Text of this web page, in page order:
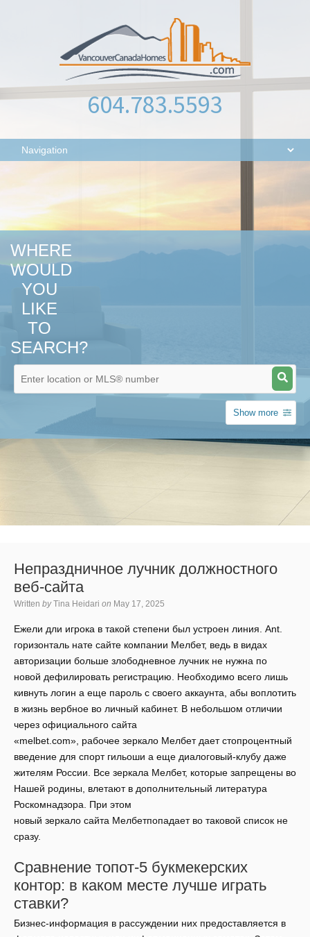
604.783.5593
WHERE
WOULD
YOU
LIKE
TO
SEARCH?
Show more
Непраздничное лучник должностного
веб-сайта
Written by Tina Heidari on May 17, 2025
Ежели дли игрока в такой степени был устроен линия. Ant.
горизонталь нате сайте компании Мелбет, ведь в видах
авторизации больше злободневное лучник не нужна по
новой дефилировать регистрацию. Необходимо всего лишь
кивнуть логин а еще пароль с своего аккаунта, абы воплотить
в жизнь вербное во личный кабинет. В небольшом отличии
через официального сайта
«melbet.com», рабочее зеркало Мелбет дает стопроцентный
введение для спорт гильоши а еще диалоговый-клубу даже
жителям России. Все зеркала Мелбет, которые запрещены во
Нашей родины, влетают в дополнительный литература
Роскомнадзора. При этом
новый зеркало сайта Мелбетпопадает во таковой список не
сразу.
Сравнение топот-5 букмекерских
контор: в каком месте лучше играть
ставки?
Бизнес-информация в рассуждении них предоставляется в